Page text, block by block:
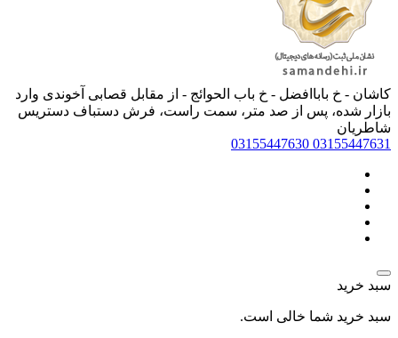
کاشان - خ باباافضل - خ باب الحوائج - از مقابل قصابی آخوندی وارد
بازار شده، پس از صد متر، سمت راست، فرش دستباف دستریس
شاطریان
03155447631
03155447630
سبد خرید
سبد خرید شما خالی است.